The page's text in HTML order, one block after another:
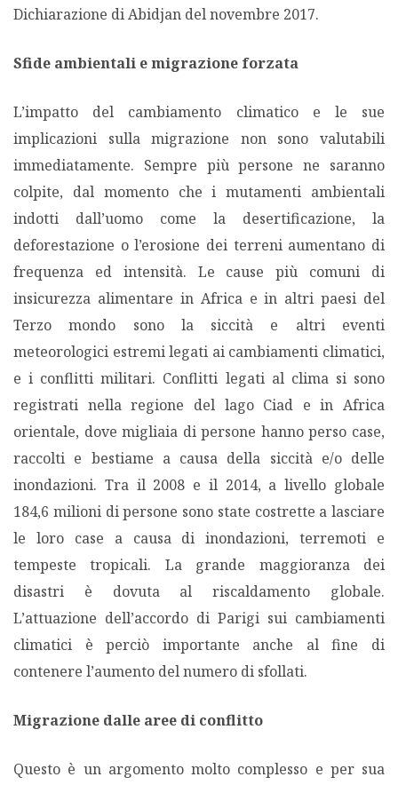
Dichiarazione di Abidjan del novembre 2017.
Sfide ambientali e migrazione forzata
L’impatto del cambiamento climatico e le sue
implicazioni sulla migrazione non sono valutabili
immediatamente. Sempre più persone ne saranno
colpite, dal momento che i mutamenti ambientali
indotti dall’uomo come la desertificazione, la
deforestazione o l’erosione dei terreni aumentano di
frequenza ed intensità. Le cause più comuni di
insicurezza alimentare in Africa e in altri paesi del
Terzo mondo sono la siccità e altri eventi
meteorologici estremi legati ai cambiamenti climatici,
e i conflitti militari. Conflitti legati al clima si sono
registrati nella regione del lago Ciad e in Africa
orientale, dove migliaia di persone hanno perso case,
raccolti e bestiame a causa della siccità e/o delle
inondazioni. Tra il 2008 e il 2014, a livello globale
184,6 milioni di persone sono state costrette a lasciare
le loro case a causa di inondazioni, terremoti e
tempeste tropicali. La grande maggioranza dei
disastri è dovuta al riscaldamento globale.
L’attuazione dell’accordo di Parigi sui cambiamenti
climatici è perciò importante anche al fine di
contenere l’aumento del numero di sfollati.
Migrazione dalle aree di conflitto
Questo è un argomento molto complesso e per sua